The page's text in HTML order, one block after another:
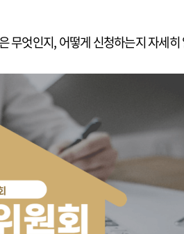
무엇인지, 어떻게 신청하는지 자세히